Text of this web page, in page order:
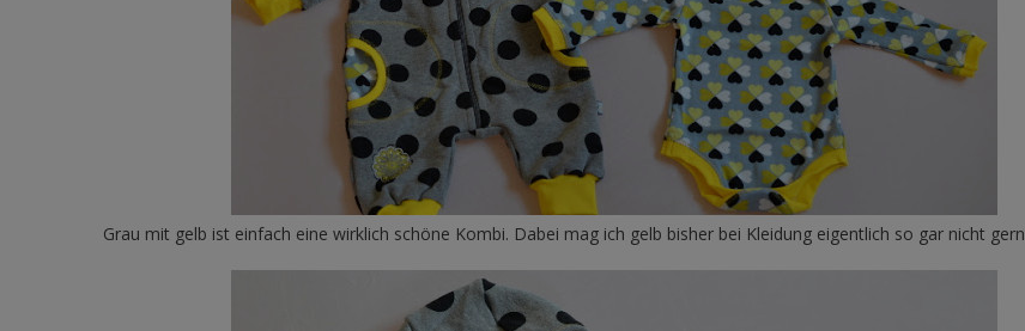
Grau mit gelb ist einfach eine wirklich schöne Kombi. Dabei mag ich gelb bisher bei Kleidung eigentlich so gar nicht